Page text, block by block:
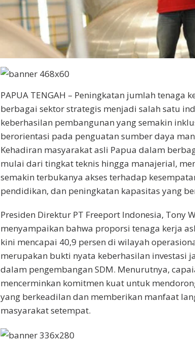
PAPUA TENGAH – Peningkatan jumlah tenaga
berbagai sektor strategis menjadi salah satu
keberhasilan pembangunan yang semakin
berorientasi pada penguatan sumber daya
Kehadiran masyarakat asli Papua dalam
mulai dari tingkat teknis hingga manajerial,
semakin terbukanya akses terhadap
pendidikan, dan peningkatan kapasitas yang
Presiden Direktur PT Freeport Indonesia, Tony
menyampaikan bahwa proporsi tenaga kerja
kini mencapai 40,9 persen di wilayah
merupakan bukti nyata keberhasilan investasi
dalam pengembangan SDM. Menurutnya,
mencerminkan komitmen kuat untuk
yang berkeadilan dan memberikan manfaat
masyarakat setempat.